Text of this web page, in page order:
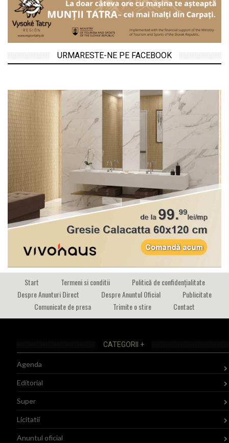
URMARESTE-NE PE FACEBOOK
Start Termeni si conditii
Politică de confidențialitate
Despre Anunturi Direct
Despre Anuntul Oficial
Publicitate
Comunicate de presa
Trimite o stire Contact
CATEGORII +
Agenda
Editorial
Super
Licitatii
Anuntul oficial